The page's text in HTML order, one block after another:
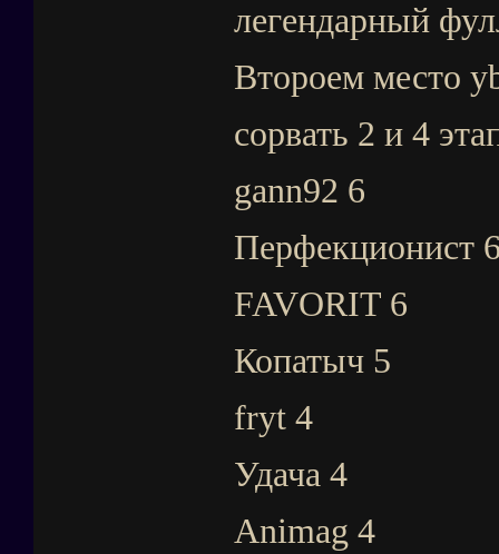
легендарный
Второем место
сорвать 2 и 4
gann92 6
Перфекционист
FAVORIT 6
Копатыч 5
fryt 4
Удача 4
Animag 4